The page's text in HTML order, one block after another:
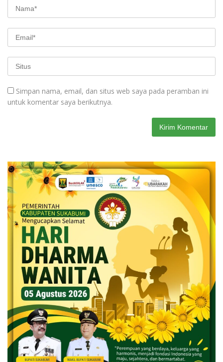
Simpan nama, email, dan situs web saya pada peramban ini
untuk komentar saya berikutnya.